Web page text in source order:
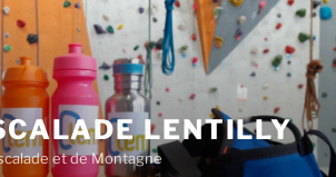
LENTILLY
et de Montagne